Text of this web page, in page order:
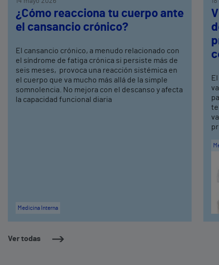
Ver todas
¿Cómo reacciona tu cuerpo ante
el cansancio crónico?
El cansancio crónico, a menudo relacionado con
el síndrome de fatiga crónica si persiste más de
seis meses, provoca una reacción sistémica en
el cuerpo que va mucho más allá de la simple
somnolencia. No mejora con el descanso y afecta
la capacidad funcional diaria
Medicina Interna